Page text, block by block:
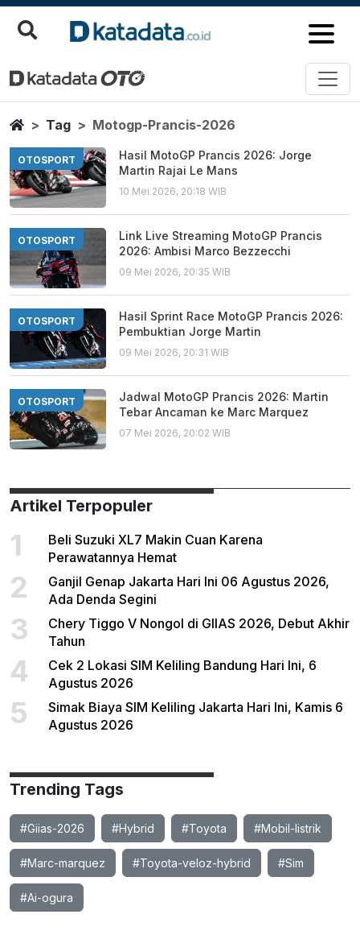
Motogp Prancis 2026
Berita Terbaru
HomeTag Motogp-Prancis-2026
OTOSPORT
Hasil MotoGP Prancis 2026: Jorge
Martin Rajai Le Mans
10 Mei 2026, 20:18 WIB
OTOSPORT
Link Live Streaming MotoGP Prancis
2026: Ambisi Marco Bezzecchi
09 Mei 2026, 20:35 WIB
OTOSPORT
Hasil Sprint Race MotoGP Prancis 2026:
Pembuktian Jorge Martin
09 Mei 2026, 20:31 WIB
OTOSPORT
Jadwal MotoGP Prancis 2026: Martin
Tebar Ancaman ke Marc Marquez
07 Mei 2026, 20:02 WIB
Artikel Terpopuler
1
Beli Suzuki XL7 Makin Cuan Karena
Perawatannya Hemat
2
Ganjil Genap Jakarta Hari Ini 06 Agustus 2026,
Ada Denda Segini
3
Chery Tiggo V Nongol di GIIAS 2026, Debut Akhir
Tahun
4
Cek 2 Lokasi SIM Keliling Bandung Hari Ini, 6
Agustus 2026
5
Simak Biaya SIM Keliling Jakarta Hari Ini, Kamis 6
Agustus 2026
Trending Tags
#Giias-2026 #Hybrid #Toyota #Mobil-listrik
#Marc-marquez #Toyota-veloz-hybrid #Sim
#Ai-ogura